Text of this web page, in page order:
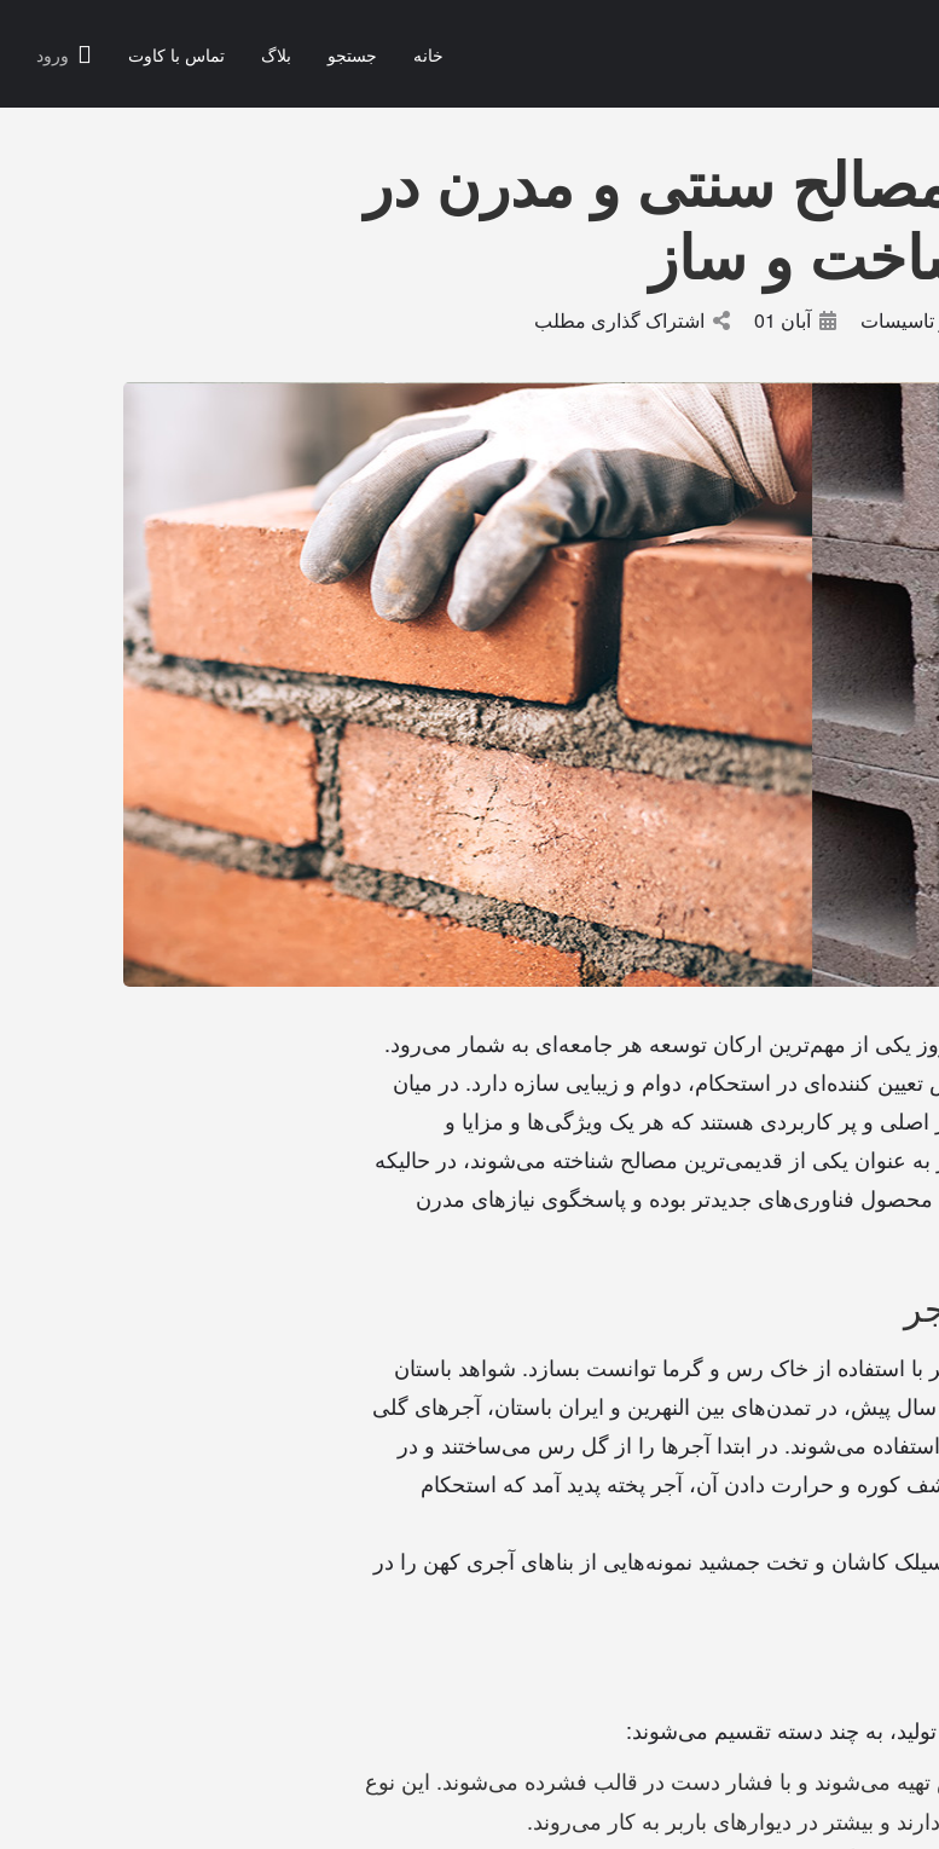
خانه جستجو بلاگ تماس با کاوت ورود
سنتی و مدرن در
و ساز
تاسیسات آبان 01 اشتراک گذاری مطلب
یکی از مهم‌ترین ارکان توسعه هر جامعه‌ای به شمار می‌رود.
کننده‌ای در استحکام، دوام و زیبایی سازه دارد. در میان
و پر کاربردی هستند که هر یک ویژگی‌ها و مزایا و
عنوان یکی از قدیمی‌ترین مصالح شناخته می‌شوند، در حالیکه
محصول فناوری‌های جدیدتر بوده و پاسخگوی نیازهای مدرن
استفاده از خاک رس و گرما توانست بسازد. شواهد باستان
شناسی نشان می‌دهد که حدود 7000 سال پیش، در تمدن‌های بین النهرین و ایران باستان، آجرهای گلی
می‌شوند. در ابتدا آجرها را از گل رس می‌ساختند و در
کوره و حرارت دادن آن، آجر پخته پدید آمد که استحکام
کاشان و تخت جمشید نمونه‌هایی از بناهای آجری کهن را در
به چند دسته تقسیم می‌شوند:
می‌شوند و با فشار دست در قالب فشرده می‌شوند. این نوع
و بیشتر در دیوارهای باربر به کار می‌روند.